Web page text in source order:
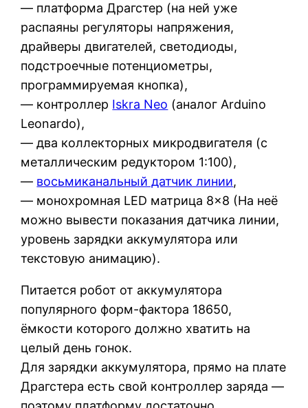
— платформа Драгстер (на ней уже
распаяны регуляторы напряжения,
драйверы двигателей, светодиоды,
подстроечные потенциометры,
программируемая кнопка),
— контроллер Iskra Neo (аналог Arduino
Leonardo),
— два коллекторных микродвигателя (с
металлическим редуктором 1:100),
— восьмиканальный датчик линии,
— монохромная LED матрица 8×8 (На неё
можно вывести показания датчика линии,
уровень зарядки аккумулятора или
текстовую анимацию).
Питается робот от аккумулятора
популярного форм-фактора 18650,
ёмкости которого должно хватить на
целый день гонок.
Для зарядки аккумулятора, прямо на плате
Драгстера есть свой контроллер заряда —